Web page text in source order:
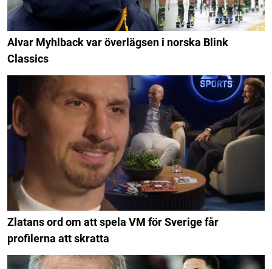
Alvar Myhlback var överlägsen i norska Blink
Classics
Zlatans ord om att spela VM för Sverige får
profilerna att skratta